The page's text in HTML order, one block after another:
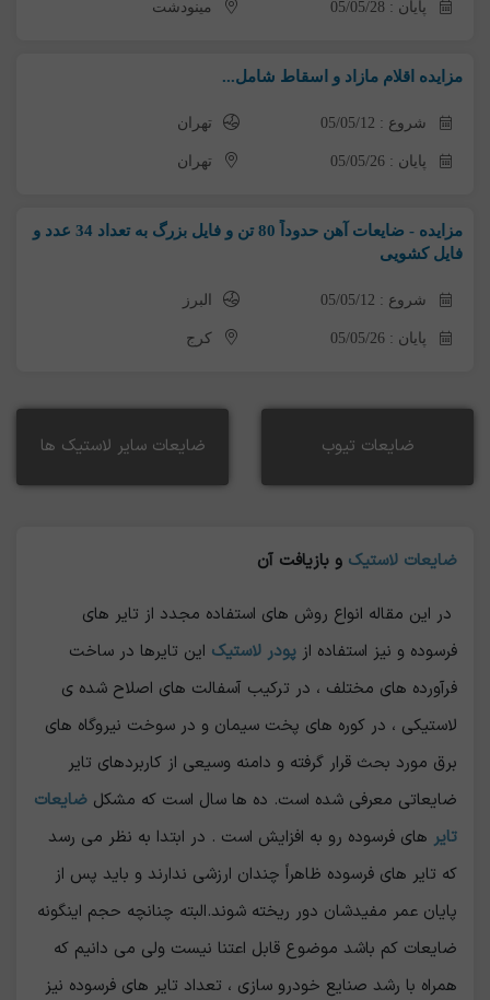
پایان : 05/05/28 مینودشت
مزایده اقلام مازاد و اسقاط شامل...
شروع : 05/05/12 تهران
پایان : 05/05/26 تهران
مزایده - ضایعات آهن حدوداً 80 تن و فایل بزرگ به تعداد 34 عدد و
فایل کشویی
شروع : 05/05/12 البرز
پایان : 05/05/26 کرج
ضایعات تیوب ضایعات سایر لاستیک ها
ضایعات لاستیک و بازیافت آن
در این مقاله انواع روش های استفاده مجدد از تایر های
فرسوده و نیز استفاده از پودر لاستیک این تایرها در ساخت
فرآورده های مختلف ، در ترکیب آسفالت های اصلاح شده ی
لاستیکی ، در کوره های پخت سیمان و در سوخت نیروگاه های
برق مورد بحث قرار گرفته و دامنه وسیعی از کاربردهای تایر
ضایعاتی معرفی شده است. ده ها سال است که مشکل ضایعات
تایر های فرسوده رو به افزایش است . در ابتدا به نظر می رسد
که تایر های فرسوده ظاهراً چندان ارزشی ندارند و باید پس از
پایان عمر مفیدشان دور ریخته شوند.البته چنانچه حجم اینگونه
ضایعات کم باشد موضوع قابل اعتنا نیست ولی می دانیم که
همراه با رشد صنایع خودرو سازی ، تعداد تایر های فرسوده نیز